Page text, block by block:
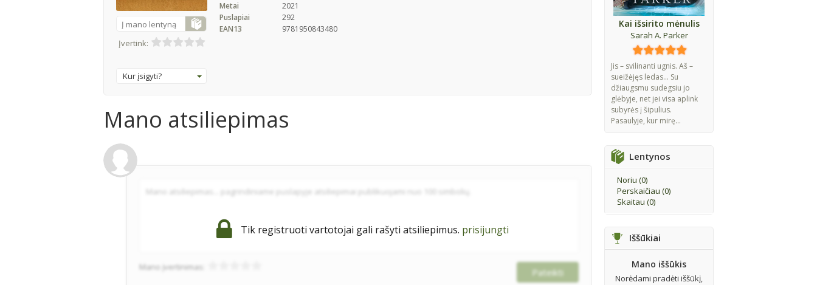
Kai išsirito mėnulis
Sarah A. Parker
Jis – svilinanti ugnis. Aš –
sueižėjęs ledas... Su
džiaugsmu sudegsiu jo
glėbyje, net jei visa aplink
subyrės į šipulius.
Pasaulyje, kur mirę...
Lentynos
Noriu (0)
Perskaičiau (0)
Skaitau (0)
Iššūkiai
Mano iššūkis
Norėdami pradėti iššūkį,
Į mano lentyną
Įvertink:
Kur įsigyti?
Metai
2021
Puslapiai
292
EAN13
9781950843480
Mano atsiliepimas
Tik registruoti vartotojai gali rašyti atsiliepimus. prisijungti
Mano įvertinimas: